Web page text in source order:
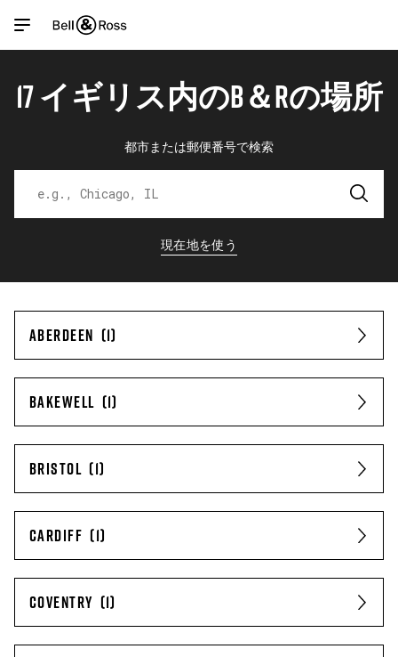
Open mobile menu
商品
お客様サービス
17 イギリス内のB＆Rの場所
都市または郵便番号で検索
現在地を使う
ABERDEEN
BAKEWELL
BRISTOL
CARDIFF
COVENTRY